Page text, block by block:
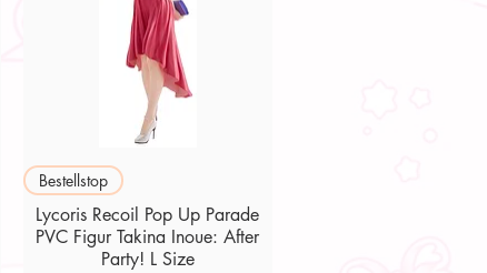
Schnellansicht
Bestellstop
Lycoris Recoil Pop Up Parade
PVC Figur Takina Inoue: After
Party! L Size